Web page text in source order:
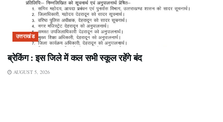
उत्तराखंड
ब्रेकिंग : इस जिले में कल सभी स्कूल रहेंगे बंद
AUGUST 5, 2026